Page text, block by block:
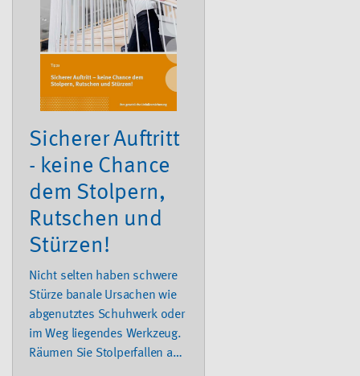
Sicherer Auftritt
- keine Chance
dem Stolpern,
Rutschen und
Stürzen!
Nicht selten haben schwere
Stürze banale Ursachen wie
abgenutztes Schuhwerk oder
im Weg liegendes Werkzeug.
Räumen Sie Stolperfallen aus